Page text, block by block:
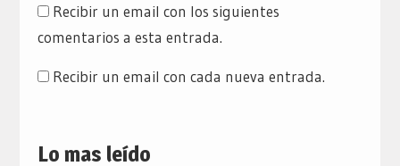
Recibir un email con los siguientes
comentarios a esta entrada.
Recibir un email con cada nueva entrada.
Lo mas leído